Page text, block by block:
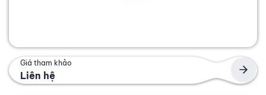
Giá tham khảo
Liên hệ